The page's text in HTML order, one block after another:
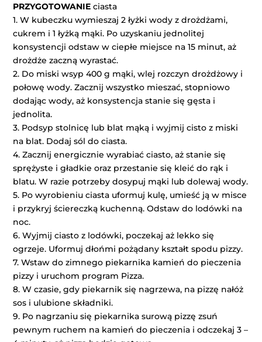
PRZYGOTOWANIE ciasta
1. W kubeczku wymieszaj 2 łyżki wody z drożdżami,
cukrem i 1 łyżką mąki. Po uzyskaniu jednolitej
konsystencji odstaw w ciepłe miejsce na 15 minut, aż
drożdże zaczną wyrastać.
2. Do miski wsyp 400 g mąki, wlej rozczyn drożdżowy i
połowę wody. Zacznij wszystko mieszać, stopniowo
dodając wody, aż konsystencja stanie się gęsta i
jednolita.
3. Podsyp stolnicę lub blat mąką i wyjmij cisto z miski
na blat. Dodaj sól do ciasta.
4. Zacznij energicznie wyrabiać ciasto, aż stanie się
sprężyste i gładkie oraz przestanie się kleić do rąk i
blatu. W razie potrzeby dosypuj mąki lub dolewaj wody.
5. Po wyrobieniu ciasta uformuj kulę, umieść ją w misce
i przykryj ściereczką kuchenną. Odstaw do lodówki na
noc.
6. Wyjmij ciasto z lodówki, poczekaj aż lekko się
ogrzeje. Uformuj dłońmi pożądany kształt spodu pizzy.
7. Wstaw do zimnego piekarnika kamień do pieczenia
pizzy i uruchom program Pizza.
8. W czasie, gdy piekarnik się nagrzewa, na pizzę nałóż
sos i ulubione składniki.
9. Po nagrzaniu się piekarnika surową pizzę zsuń
pewnym ruchem na kamień do pieczenia i odczekaj 3 –